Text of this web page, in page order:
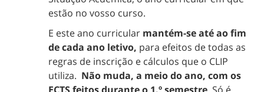
estão no vosso curso.
E este ano curricular mantém-se até ao fim
de cada ano letivo, para efeitos de todas as
regras de inscrição e cálculos que o CLIP
utiliza. Não muda, a meio do ano, com os